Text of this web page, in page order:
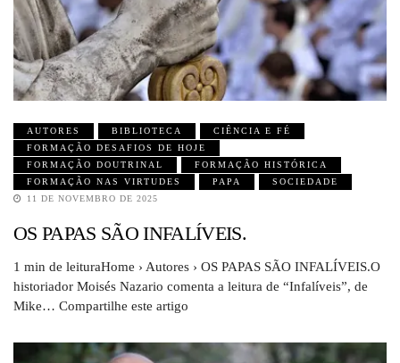
AUTORES BIBLIOTECA
CIÊNCIA E FÉ
FORMAÇÃO DESAFIOS DE HOJE
FORMAÇÃO DOUTRINAL
FORMAÇÃO HISTÓRICA
FORMAÇÃO NAS VIRTUDES
PAPA
SOCIEDADE
11 DE NOVEMBRO DE 2025
OS PAPAS SÃO INFALÍVEIS.
1 min de leituraHome › Autores › OS PAPAS SÃO INFALÍVEIS.O
historiador Moisés Nazario comenta a leitura de “Infalíveis”, de
Mike… Compartilhe este artigo